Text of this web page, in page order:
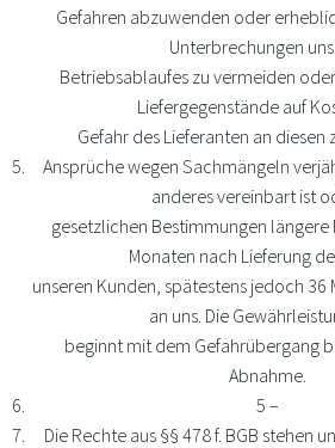
Gefahren abzuwenden oder
Unterbrechungen
Betriebsablaufes zu vermeiden
Liefergegenstände auf
Gefahr des Lieferanten an diesen
Ansprüche wegen Sachmängeln
anderes vereinbart ist
gesetzlichen Bestimmungen längere
Monaten nach Lieferung
unseren Kunden, spätestens jedoch 36
an uns. Die
beginnt mit dem Gefahrübergang
Abnahme.
5 –
Die Rechte aus §§ 478 f. BGB stehen